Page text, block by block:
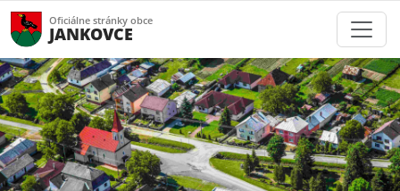
Oficiálne stránky obce
JANKOVCE